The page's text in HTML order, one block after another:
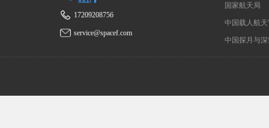
17209208756
service@spacef.com
国家航天局
中国载人航
中国探月与